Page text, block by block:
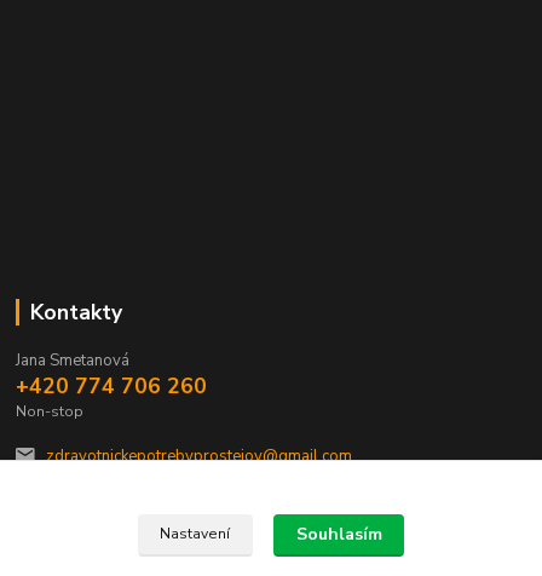
Kontakty
Jana Smetanová
+420 774 706 260
Non-stop
zdravotnickepotrebyprostejov@gmail.com
Nastavení Souhlasím